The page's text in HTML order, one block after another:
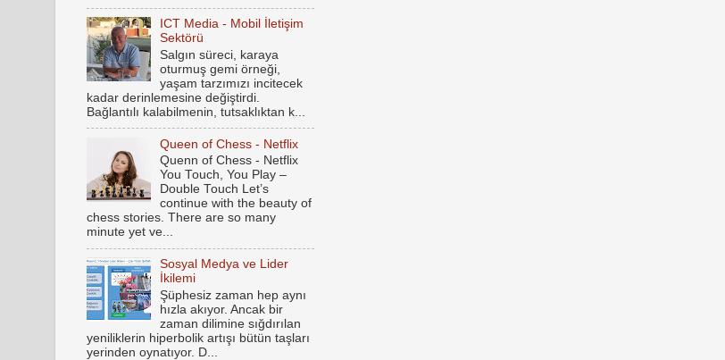
ICT Media - Mobil İletişim
Sektörü
Salgın süreci, karaya
oturmuş gemi örneği,
yaşam tarzımızı incitecek
kadar derinlemesine değiştirdi.
Bağlantılı kalabilmenin, tutsaklıktan k...
Queen of Chess - Netflix
Quenn of Chess - Netflix
You Touch, You Play –
Double Touch Let’s
continue with the beauty of
chess stories. There are so many
minute yet ve...
Sosyal Medya ve Lider
İkilemi
Şüphesiz zaman hep aynı
hızla akıyor. Ancak bir
zaman dilimine sığdırılan
yeniliklerin hiperbolik artışı bütün taşları
yerinden oynatıyor. D...